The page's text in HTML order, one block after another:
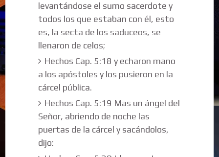
levantándose el sumo sacerdote y
todos los que estaban con él, esto
es, la secta de los saduceos, se
llenaron de celos;
Hechos Cap. 5:18 y echaron mano
a los apóstoles y los pusieron en la
cárcel pública.
Hechos Cap. 5:19 Mas un ángel del
Señor, abriendo de noche las
puertas de la cárcel y sacándolos,
dijo: